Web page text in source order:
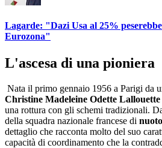
Lagarde: "Dazi Usa al 25%
Eurozona"
L'ascesa di una pioniera
Nata il primo gennaio 1956 a Parigi da
Christine Madeleine Odette Lallouette
una rottura con gli schemi tradizionali.
della squadra nazionale francese di nuoto
dettaglio che racconta molto del suo
capacità di coordinamento che la